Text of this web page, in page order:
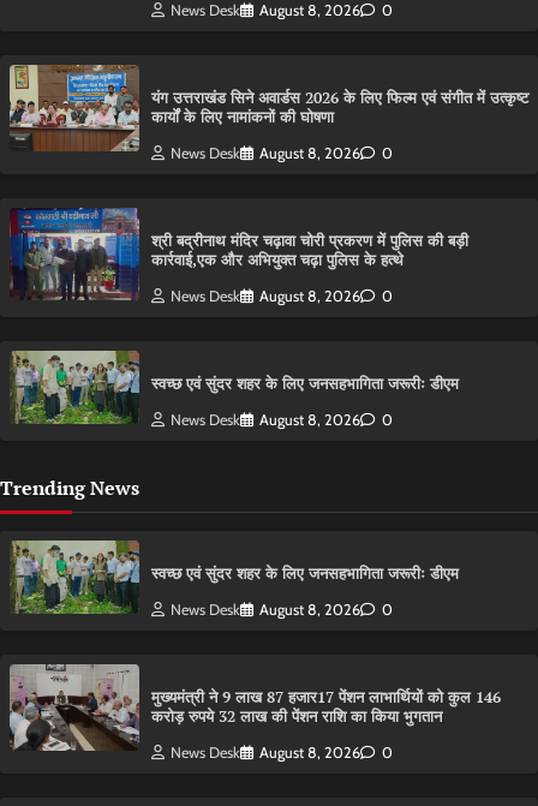
News Desk August 8, 2026 0
यंग उत्तराखंड सिने अवार्डस 2026 के लिए फिल्म एवं संगीत में उत्कृष्ट
कार्यों के लिए नामांकनों की घोषणा
News Desk August 8, 2026 0
श्री बद्रीनाथ मंदिर चढ़ावा चोरी प्रकरण में पुलिस की बड़ी
कार्रवाई,एक और अभियुक्त चढ़ा पुलिस के हत्थे
News Desk August 8, 2026 0
स्वच्छ एवं सुंदर शहर के लिए जनसहभागिता जरूरीः डीएम
News Desk August 8, 2026 0
Trending News
स्वच्छ एवं सुंदर शहर के लिए जनसहभागिता जरूरीः डीएम
News Desk August 8, 2026 0
मुख्यमंत्री ने 9 लाख 87 हजार17 पेंशन लाभार्थियों को कुल 146
करोड़ रुपये 32 लाख की पेंशन राशि का किया भुगतान
News Desk August 8, 2026 0